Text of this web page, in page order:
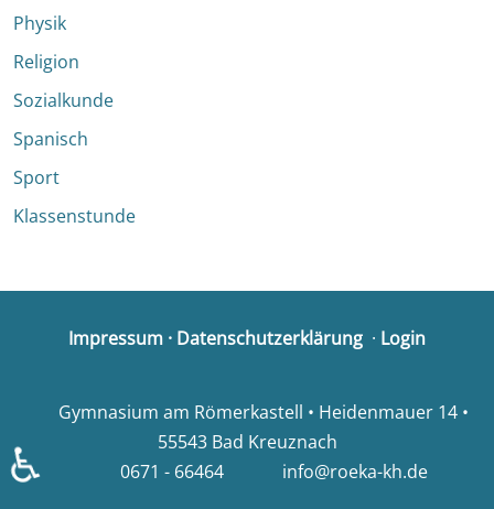
Physik
Religion
Sozialkunde
Spanisch
Sport
Klassenstunde
Impressum · Datenschutzerklärung · Login
Gymnasium am Römerkastell • Heidenmauer 14 •
55543 Bad Kreuznach
0671 - 66464
info@roeka-kh.de